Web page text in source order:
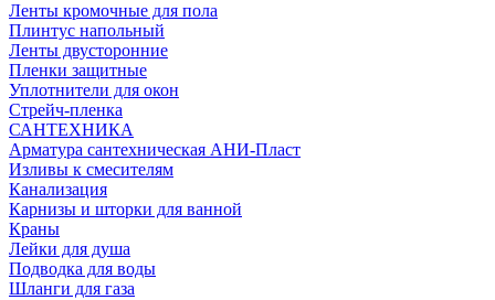
Ленты кромочные для пола
Плинтус напольный
Ленты двусторонние
Пленки защитные
Уплотнители для окон
Стрейч-пленка
САНТЕХНИКА
Арматура сантехническая АНИ-Пласт
Изливы к смесителям
Канализация
Карнизы и шторки для ванной
Краны
Лейки для душа
Подводка для воды
Шланги для газа